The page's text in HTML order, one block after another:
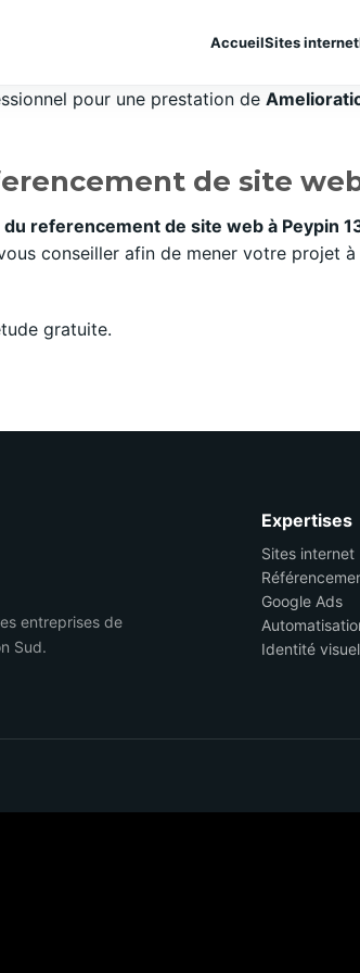
AccueilSites internet
pour une prestation de
de site web
referencement de site web à Peypin
conseiller afin de mener votre projet
gratuite.
entreprises de
Sud.
Expertises
Sites internet
Google Ads
Identité